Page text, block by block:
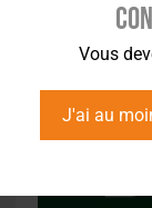
Vous
J'ai au